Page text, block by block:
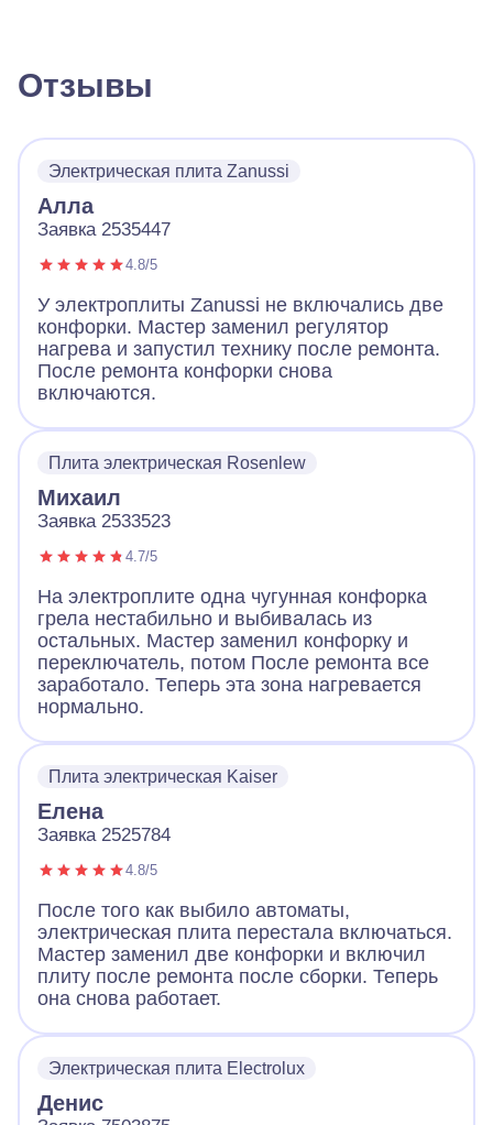
Отзывы
Электрическая плита Zanussi
Алла
Заявка 2535447
4.8/5
У электроплиты Zanussi не включались две
конфорки. Мастер заменил регулятор
нагрева и запустил технику после ремонта.
После ремонта конфорки снова
включаются.
Плита электрическая Rosenlew
Михаил
Заявка 2533523
4.7/5
На электроплите одна чугунная конфорка
грела нестабильно и выбивалась из
остальных. Мастер заменил конфорку и
переключатель, потом После ремонта все
заработало. Теперь эта зона нагревается
нормально.
Плита электрическая Kaiser
Елена
Заявка 2525784
4.8/5
После того как выбило автоматы,
электрическая плита перестала включаться.
Мастер заменил две конфорки и включил
плиту после ремонта после сборки. Теперь
она снова работает.
Электрическая плита Electrolux
Денис